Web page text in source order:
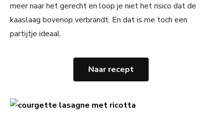
meer naar het gerecht en loop je niet het risico dat de
kaaslaag bovenop verbrandt. En dat is me toch een
partijtje ideaal.
Naar recept